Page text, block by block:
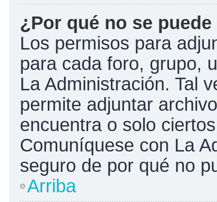
¿Por qué no se
Los permisos para
para cada foro, grupo,
La Administración. Tal
permite adjuntar
encuentra o solo
Comuníquese con La
seguro de por qué no
Arriba